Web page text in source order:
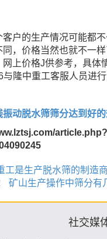
户的生产情况可能都
，价格当然也就不一
网上价格J供参考，具体
隆中重工客服人员进行
振动脱水筛筛分达到好
article.php?
工是生产脱水筛的制造商
矿山生产操作中筛分有
社交媒